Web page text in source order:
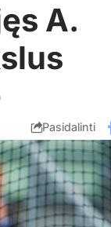
A.
Pasidalinti